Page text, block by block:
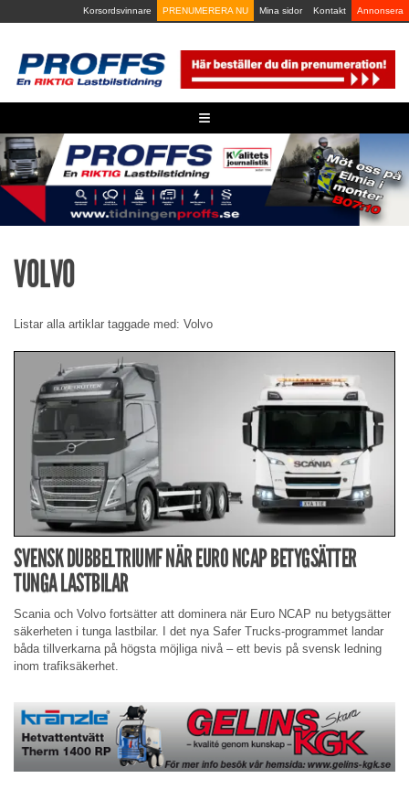
to
Korsordsvinnare PRENUMERERA NU Mina sidor Kontakt Annonsera
≡
VOLVO
Listar alla artiklar taggade med: Volvo
SVENSK DUBBELTRIUMF NÄR EURO NCAP BETYGSÄTTER
TUNGA LASTBILAR
Scania och Volvo fortsätter att dominera när Euro NCAP nu betygsätter
säkerheten i tunga lastbilar. I det nya Safer Trucks-programmet landar
båda tillverkarna på högsta möjliga nivå – ett bevis på svensk ledning
inom trafiksäkerhet.